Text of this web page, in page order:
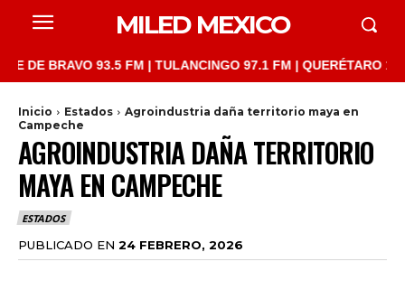
MILED MEXICO
93.5 FM | TULANCINGO 97.1 FM | QUERÉTARO 103.1
Inicio Estados
Agroindustria daña territorio maya en
Campeche
AGROINDUSTRIA DAÑA TERRITORIO
MAYA EN CAMPECHE
ESTADOS
PUBLICADO EN 24 FEBRERO, 2026